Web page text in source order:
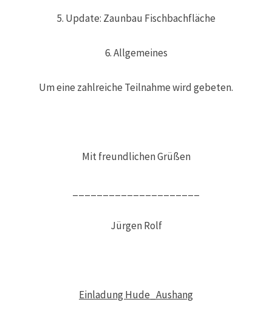
5. Update: Zaunbau Fischbachfläche
6. Allgemeines
Um eine zahlreiche Teilnahme wird gebeten.
Mit freundlichen Grüßen
Jürgen Rolf
Einladung Hude_Aushang